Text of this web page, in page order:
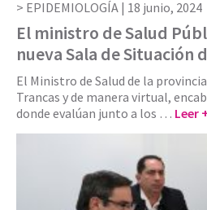
EPIDEMIOLOGÍA | 18 junio, 2024
El ministro de Salud
nueva Sala de Situación
El Ministro de Salud de la
Trancas y de manera virtual,
donde evalúan junto a los … Leer +